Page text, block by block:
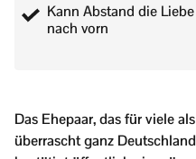
Kann Abstand die
nach vorn
Das Ehepaar, das für viele
überrascht ganz